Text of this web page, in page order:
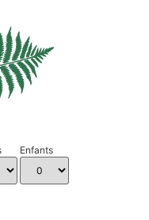
Enfants